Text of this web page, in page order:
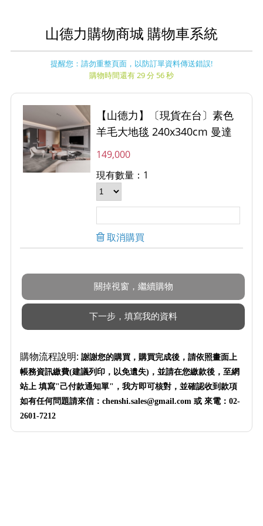
山德力購物商城 購物車系統
提醒您：請勿重整頁面，以防訂單資料傳送錯誤!
購物時間還有 29 分 56 秒
【山德力】〔現貨在台〕素色
羊毛大地毯 240x340cm 曼達
149,000
現有數量：1
取消購買
購物流程說明: 謝謝您的購買，購買完成後，請依照畫面上
帳務資訊繳費(建議列印 ， 以免遺失)，並請在您繳款後，至網
站上 填寫"己付款通知單"，我方即可核對，並確認收到款項
如有任何問題請來信：chenshi.sales@gmail.com 或 來電：02-
2601-7212